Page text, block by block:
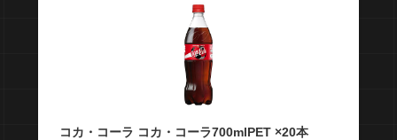
コカ・コーラ コカ・コーラ700mlPET ×20本